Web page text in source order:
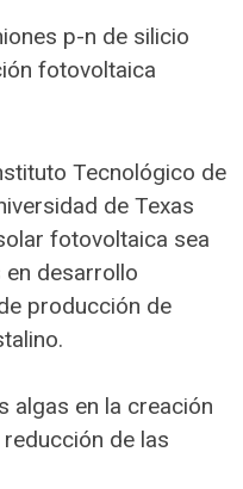
p-n de silicio
fotovoltaica
Tecnológico de
de Texas
fotovoltaica sea
en desarrollo
producción de
algas en la creación
de las